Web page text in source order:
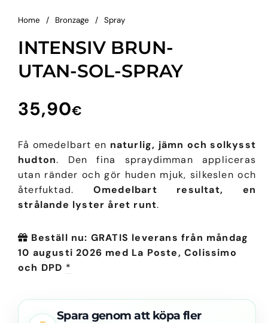
Home / Bronzage / Spray
INTENSIV BRUN-
UTAN-SOL-SPRAY
35,90€
Få omedelbart en naturlig, jämn och solkysst
hudton. Den fina spraydimman appliceras
utan ränder och gör huden mjuk, silkeslen och
återfuktad. Omedelbart resultat, en
strålande lyster året runt.
Beställ nu: GRATIS leverans från måndag
10 augusti 2026 med La Poste, Colissimo
och DPD *
Spara genom att köpa fler